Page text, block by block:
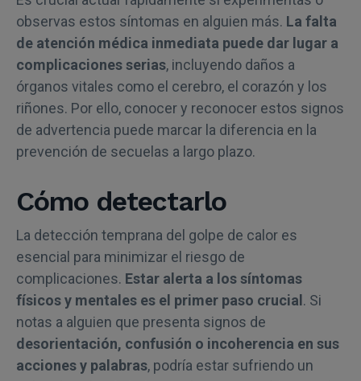
observas estos síntomas en alguien más. La falta
de atención médica inmediata puede dar lugar a
complicaciones serias, incluyendo daños a
órganos vitales como el cerebro, el corazón y los
riñones. Por ello, conocer y reconocer estos signos
de advertencia puede marcar la diferencia en la
prevención de secuelas a largo plazo.
Cómo detectarlo
La detección temprana del golpe de calor es
esencial para minimizar el riesgo de
complicaciones. Estar alerta a los síntomas
físicos y mentales es el primer paso crucial . Si
notas a alguien que presenta signos de
desorientación, confusión o incoherencia en sus
acciones y palabras, podría estar sufriendo un